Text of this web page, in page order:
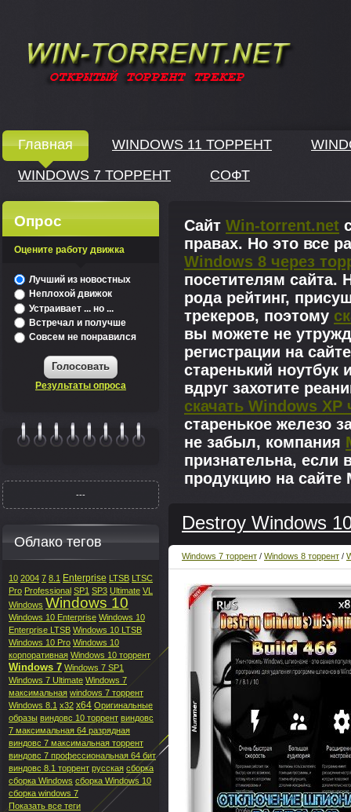
Главная WINDOWS 11 ТОРРЕНТ
WINDOWS 7 ТОРРЕНТ
СОФТ
Сайт Win-torrent.net
правах. Но это все
Windows 8 через
посетителям сайта.
рода рейтинг,
трекеров, поэтому
вы можете не
регистрации на
старенький
вдруг захотите
скачать Windows XP
старенькое железо
не забыл, компания
признательна, если
продукцию на сайте
Destroy Windows
Windows 7 торрент / Windows 8 торрент /
Опрос
Оцените работу движка
Лучший из новостных
Неплохой движок
Устраивает ... но ...
Встречал и получше
Совсем не понравился
Голосовать
Результаты опроса
---
Облако тегов
10 2004 7 8.1 Enterprise LTSB LTSC
Pro Professional SP1 SP3 Ultimate VL
Windows Windows 10
Windows 10 Enterprise Windows 10
Enterprise LTSB Windows 10 LTSB
Windows 10 Pro Windows 10
корпоративная Windows 10 торрент
Windows 7 Windows 7 SP1
Windows 7 Ultimate Windows 7
максимальная windows 7 торрент
Windows 8.1 x32 x64 Оригинальные
образы виндовс 10 торрент виндовс
7 максимальная 64 разрядная
виндовс 7 максимальная торрент
виндовс 7 профессиональная 64 бит
виндовс 8.1 торрент русская сборка
сборка Windows сборка Windows 10
сборка windows 7
Показать все теги